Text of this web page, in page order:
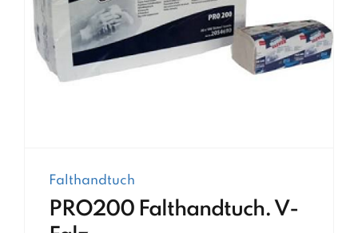
Falthandtuch
PRO200 Falthandtuch. V-